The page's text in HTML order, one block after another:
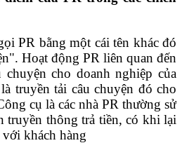
PR bằng một cái tên khác đó
Hoạt động PR liên quan đến
cho doanh nghiệp của
truyền tải câu chuyện đó cho
cụ là các nhà PR thường sử
truyền thông trả tiền, có khi lại
khách hàng